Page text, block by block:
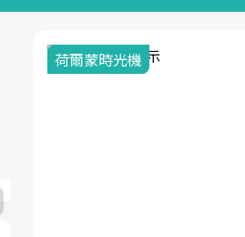
荷爾蒙時光機